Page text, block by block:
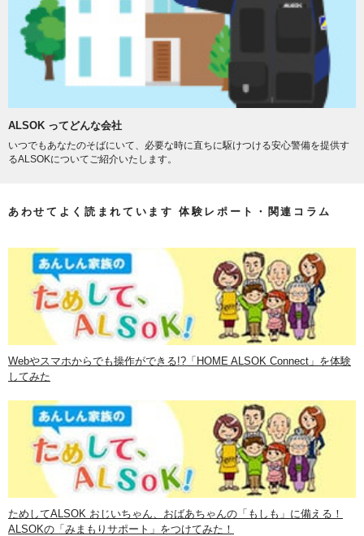
ALSOK ってどんな会社
いつでもあなたのそばにいて、必要な時に直ちに駆けつける安心警備を提供す
るALSOKについてご紹介いたします。
あわせてよく読まれています 体験レポート・関連コラム
Webやスマホからでも操作ができる!?「HOME ALSOK Connect」を体験
してみた
ためしてALSOK おじいちゃん、おばあちゃんの「もしも」に備える！
ALSOKの「みまもりサポート」をつけてみた！